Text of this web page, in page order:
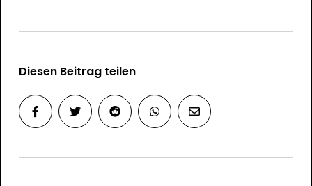
Diesen Beitrag teilen